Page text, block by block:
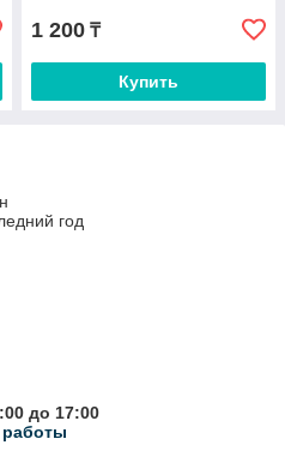
1 200 ₸
Купить
год
до 17:00
работы